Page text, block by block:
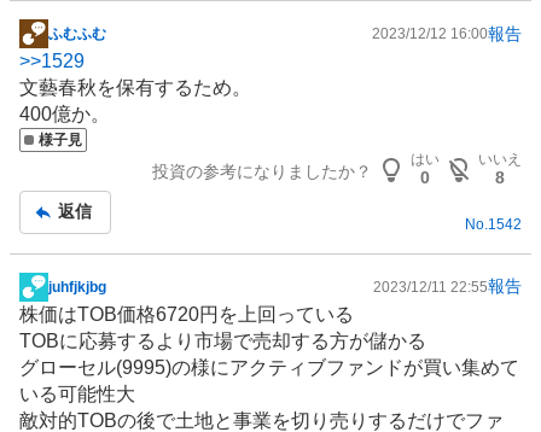
掲
示
板
記
事
ふむふむ 2023/12/12 16:00報告
>>1529
文藝春秋を保有するため。
400億か。
様子見
投資の参考になりましたか？
はい
0
いいえ
8
返信
No.1542
掲
示
板
記
事
juhfjkjbg 2023/12/11 22:55報告
株価はTOB価格6720円を上回っている
TOBに応募するより市場で売却する方が儲かる
グローセル(9995)の様にアクティブファンドが買い集めて
いる可能性大
敵対的TOBの後で土地と事業を切り売りするだけでファ